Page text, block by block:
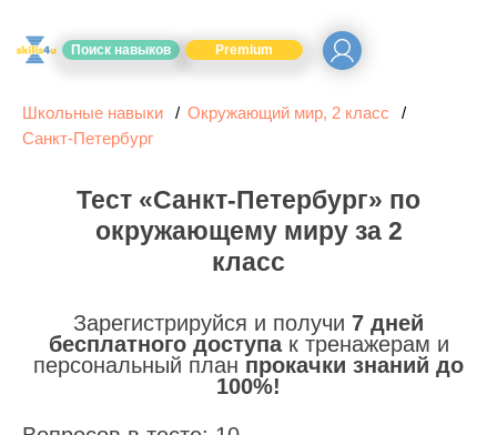
Поиск навыков Premium
Школьные навыки
Окружающий мир, 2 класс
Санкт-Петербург
Тест «Санкт-Петербург» по
окружающему миру за 2
класс
Зарегистрируйся и получи 7 дней
бесплатного доступак тренажерам и
персональный план прокачки знаний до
100%!